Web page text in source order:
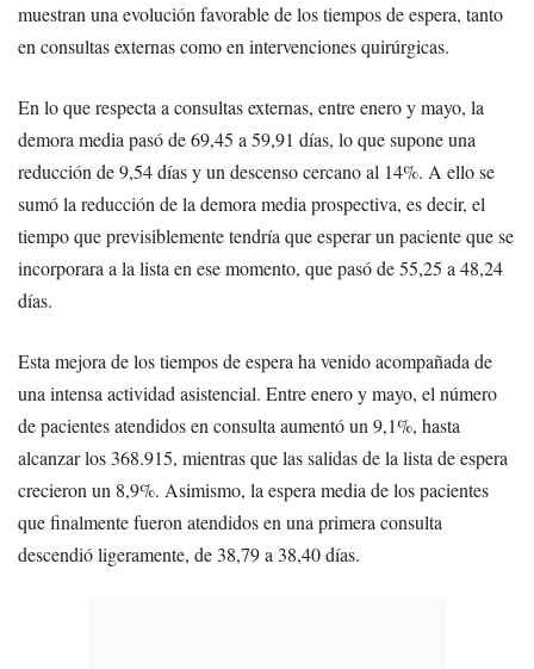
muestran una evolución favorable de los tiempos de espera, tanto
en consultas externas como en intervenciones quirúrgicas.
En lo que respecta a consultas externas, entre enero y mayo, la
demora media pasó de 69,45 a 59,91 días, lo que supone una
reducción de 9,54 días y un descenso cercano al 14%. A ello se
sumó la reducción de la demora media prospectiva, es decir, el
tiempo que previsiblemente tendría que esperar un paciente que se
incorporara a la lista en ese momento, que pasó de 55,25 a 48,24
días.
Esta mejora de los tiempos de espera ha venido acompañada de
una intensa actividad asistencial. Entre enero y mayo, el número
de pacientes atendidos en consulta aumentó un 9,1%, hasta
alcanzar los 368.915, mientras que las salidas de la lista de espera
crecieron un 8,9%. Asimismo, la espera media de los pacientes
que finalmente fueron atendidos en una primera consulta
descendió ligeramente, de 38,79 a 38,40 días.